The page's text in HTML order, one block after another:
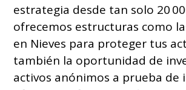
estrategia desde tan solo 20
ofrecemos estructuras como
en Nieves para proteger tus
también la oportunidad de
activos anónimos a prueba de